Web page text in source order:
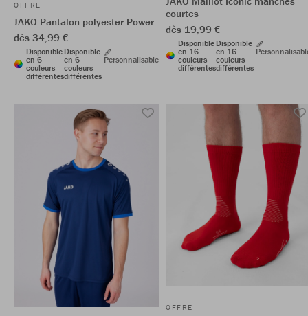
OFFRE
JAKO Pantalon polyester Power
dès 34,99 €
Disponible
en 6
couleurs
différentes
Disponible
en 6
couleurs
différentes
Personnalisable
courtes
dès 19,99 €
Disponible
en 16
couleurs
différentes
Disponible
en 16
couleurs
différentes
OFFRE